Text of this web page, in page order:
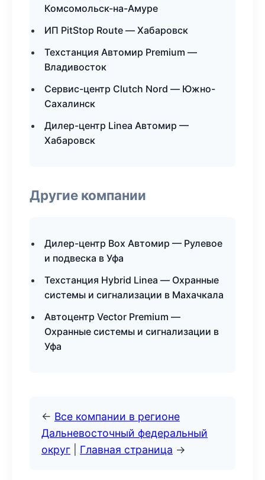
Комсомольск-на-Амуре
ИП PitStop Route — Хабаровск
Техстанция Автомир Premium —
Владивосток
Сервис-центр Clutch Nord — Южно-
Сахалинск
Дилер-центр Linea Автомир —
Хабаровск
Другие компании
Дилер-центр Box Автомир — Рулевое
и подвеска в Уфа
Техстанция Hybrid Linea — Охранные
системы и сигнализации в Махачкала
Автоцентр Vector Premium —
Охранные системы и сигнализации в
Уфа
← Все компании в регионе
Дальневосточный федеральный
округ
Главная страница →